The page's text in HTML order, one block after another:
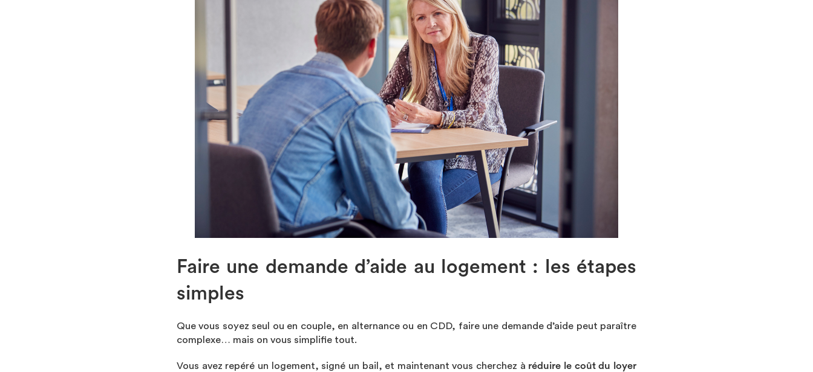
Faire une demande d’aide au logement : les étapes
simples
Que vous soyez seul ou en couple, en alternance ou en CDD, faire une demande d’aide peut paraître
complexe… mais on vous simplifie tout.
Vous avez repéré un logement, signé un bail, et maintenant vous cherchez à réduire le coût du loyer